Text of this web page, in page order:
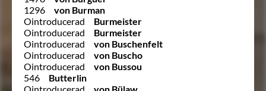
1296
von Burman
Ointroducerad
Burmeister
Ointroducerad
Burmeister
Ointroducerad
von Buschenfelt
Ointroducerad
von Buscho
Ointroducerad
von Bussou
546
Butterlin
Ointroducerad
von Bülaw